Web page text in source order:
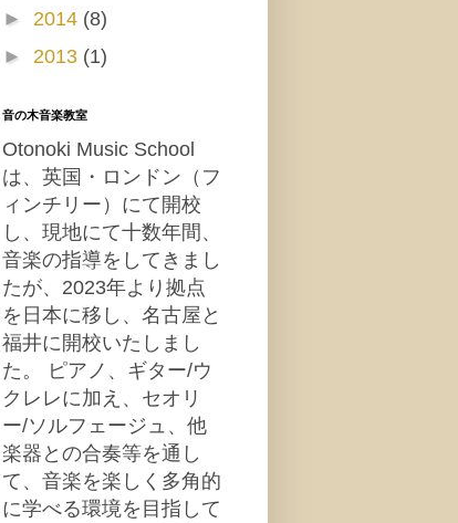
► 2014 (8)
► 2013 (1)
音の木音楽教室
Otonoki Music School
は、英国・ロンドン（フ
ィンチリー）にて開校
し、現地にて十数年間、
音楽の指導をしてきまし
たが、2023年より拠点
を日本に移し、名古屋と
福井に開校いたしまし
た。 ピアノ、ギター/ウ
クレレに加え、セオリ
ー/ソルフェージュ、他
楽器との合奏等を通し
て、音楽を楽しく多角的
に学べる環境を目指して